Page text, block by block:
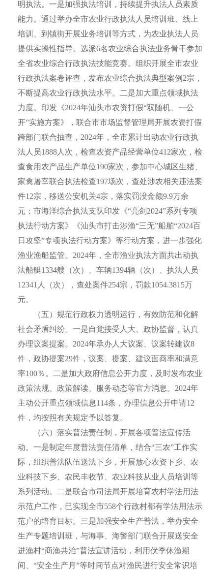
明执法。一是加强执法培训，持续提升执法人员素质
能力。通过举办全市农业行政执法人员培训班、线上
培训、到镇街开展业务培训等方式，为农业执法人员
提供实操性指导。选派6名农业综合执法业务骨干参加
全省农业综合行政执法技能竞赛。组织开展全市农业
行政执法案卷评查，发布农业综合执法典型案例2宗，
不断提高农业行政执法水平。二是加大重点领域执法
力度。印发《2024年汕头市农资打假“双随机、一公
开”实施方案》，联合市市场监督管理局开展农资打假
跨部门联合抽查，2024年，全市累计出动农业行政执
法人员1888人次，检查农资产品经营单位412家次，检
查食用农产品生产单位190家次，参加中心城区生猪、
家禽屠宰联合执法检查197场次，查处涉农相关违法案
件12宗，移送公安机关4宗，落实罚没金额9.9万余
元；市海洋综合执法支队印发《“亮剑2024”系列专项
执法行动方案》《汕头市打击涉渔“三无”船舶“2024百
日攻坚”专项执法行动方案》等行动方案，进一步强化
渔业渔船监管。2024年，全市渔业执法方面共出动执
法船艇1334艘（次）、车辆1394辆（次）、执法人员
12341人（次），查处案件254宗，罚款1054.3815万
元。
（五）规范行政权力透明运行，有效防范和化解
社会矛盾纠纷。一是自觉接受人大、政协监督，认真
办理议案提案。2024年承办人大议案、议案转建议8
件，政协提案29件，议案、提案、建议面商率和满意
率100％。二是加大政府信息公开力度，及时发布农业
政策法规、政策解读、服务动态等官方消息。2024年
主动公开重点领域信息114条，办理信息公开申请12
件，均按照有关规定予以答复。
（六）落实普法责任制，开展各项普法宣传活
动。一是制定年度普法责任清单，结合“三农”工作实
际，组织普法队伍送法下乡，开展放心农资下乡、农
业科技下乡、农民丰收节、农业科技从业人员培训等
系列活动。二是联合市司法局开展培育农村学法用法
示范户工作，已实现全市558个行政村都有学法用法示
范户的培育目标。三是加强安全生产普法，举办安全
生产专题培训班，与海事、海警部门联合开展送安全
进渔村“商渔共治”普法宣讲活动，利用伏季休渔期
间、“安全生产月”等时间节点对渔民进行安全常识培